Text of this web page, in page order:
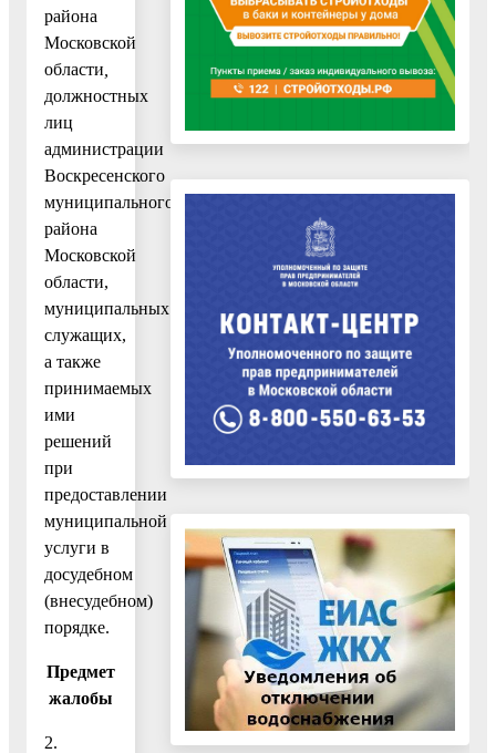
района
Московской
области
должностных
лиц
администрации
Воскресенского
муниципального
района
Московской
области,
муниципальных
служащих,
а также
принимаемых
ими
решений
при
предоставлении
муниципальной
услуги в
досудебном
(внесудебном)
порядке.
Предмет
жалобы
2.